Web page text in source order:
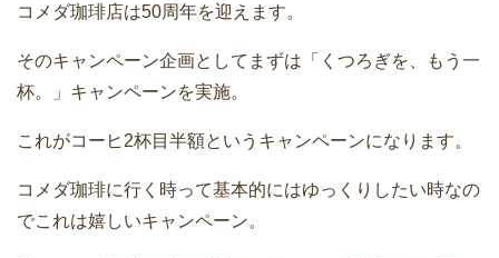
コメダ珈琲店は50周年を迎えます。
そのキャンペーン企画としてまずは「くつろぎを、もう一
杯。」キャンペーンを実施。
これがコーヒ2杯目半額というキャンペーンになります。
コメダ珈琲に行く時って基本的にはゆっくりしたい時なの
でこれは嬉しいキャンペーン。